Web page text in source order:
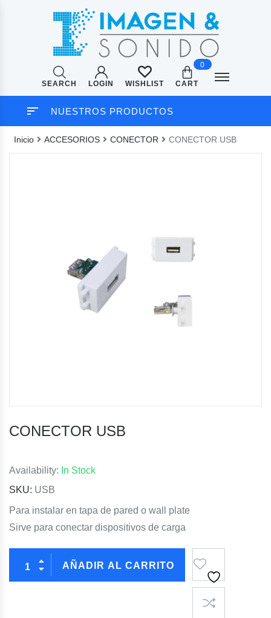
SEARCH LOGIN WISHLIST
0
CART
NUESTROS PRODUCTOS
Inicio ACCESORIOS CONECTOR CONECTOR USB
CONECTOR USB
Availability: In Stock
SKU: USB
Para instalar en tapa de pared o wall plate
Sirve para conectar dispositivos de carga
AÑADIR AL CARRITO